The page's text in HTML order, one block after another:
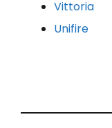
Vittoria
Unifire